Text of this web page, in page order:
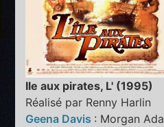
Ile aux pirates, L' (1995)
Réalisé par Renny Harlin
Geena Davis : Morgan